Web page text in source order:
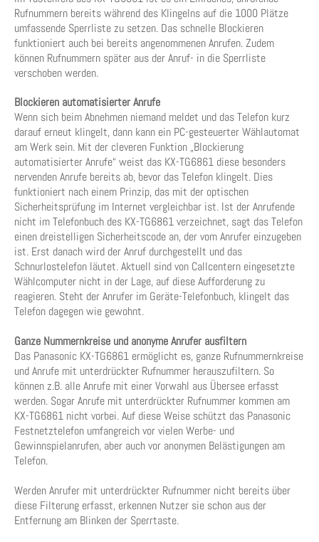
Rufnummern bereits während des Klingelns auf die 1000 Plätze
umfassende Sperrliste zu setzen. Das schnelle Blockieren
funktioniert auch bei bereits angenommenen Anrufen. Zudem
können Rufnummern später aus der Anruf- in die Sperrliste
verschoben werden.
Blockieren automatisierter Anrufe
Wenn sich beim Abnehmen niemand meldet und das Telefon kurz
darauf erneut klingelt, dann kann ein PC-gesteuerter Wählautomat
am Werk sein. Mit der cleveren Funktion „Blockierung
automatisierter Anrufe“ weist das KX-TG6861 diese besonders
nervenden Anrufe bereits ab, bevor das Telefon klingelt. Dies
funktioniert nach einem Prinzip, das mit der optischen
Sicherheitsprüfung im Internet vergleichbar ist. Ist der Anrufende
nicht im Telefonbuch des KX-TG6861 verzeichnet, sagt das Telefon
einen dreistelligen Sicherheitscode an, der vom Anrufer einzugeben
ist. Erst danach wird der Anruf durchgestellt und das
Schnurlostelefon läutet. Aktuell sind von Callcentern eingesetzte
Wählcomputer nicht in der Lage, auf diese Aufforderung zu
reagieren. Steht der Anrufer im Geräte-Telefonbuch, klingelt das
Telefon dagegen wie gewohnt.
Ganze Nummernkreise und anonyme Anrufer ausfiltern
Das Panasonic KX-TG6861 ermöglicht es, ganze Rufnummernkreise
und Anrufe mit unterdrückter Rufnummer herauszufiltern. So
können z.B. alle Anrufe mit einer Vorwahl aus Übersee erfasst
werden. Sogar Anrufe mit unterdrückter Rufnummer kommen am
KX-TG6861 nicht vorbei. Auf diese Weise schützt das Panasonic
Festnetztelefon umfangreich vor vielen Werbe- und
Gewinnspielanrufen, aber auch vor anonymen Belästigungen am
Telefon.
Werden Anrufer mit unterdrückter Rufnummer nicht bereits über
diese Filterung erfasst, erkennen Nutzer sie schon aus der
Entfernung am Blinken der Sperrtaste.